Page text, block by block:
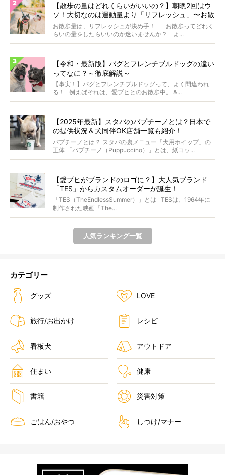
【散歩の量はどれくらいがいいの？】朝晩2回はウ
ソ！大切なのは運動量より「リフレッシュ」〜お散
歩にまつわる疑問FAQつき〜
お散歩量は、リフレッシュが決め手！ お散歩ってどれく
らいの量をしたらいいのか迷いませんか？ よ...
【令和・最新版】パグとフレンチブルドッグの違い
ってなに？～徹底解説～
【事実！】パグとフレンチブルドッグって、よく間違われ
る！ 例えばそれは、愛ブヒとのお散歩中。 &...
【2025年最新】スタバのパプチーノとは？日本で
の提供状況＆犬同伴OK店舗一覧も紹介！
パプチーノとは？ スタバの裏メニュー「犬用ホイップ」の
正体 「パプチーノ（Puppuccino）」とは、紙コッ...
【愛ブヒがブランドのロゴに？】大人気ブランド
「TES」からカスタムオーダーが誕生！
「TES（TheEndlessSummer）」とは TESは、1964年に
制作された映画『The...
人気ランキング一覧
カテゴリー
グッズ LOVE
旅行/お出かけ レシピ
看板犬 アウトドア
住まい 健康
書籍 災害対策
ごはん/おやつ しつけ/マナー